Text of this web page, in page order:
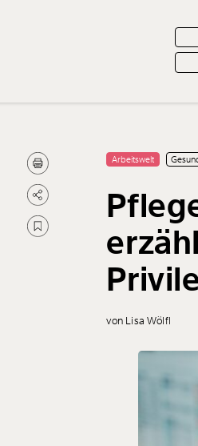
Gemerkte
Treffer
Arbeitswelt
von Lisa Wölfl